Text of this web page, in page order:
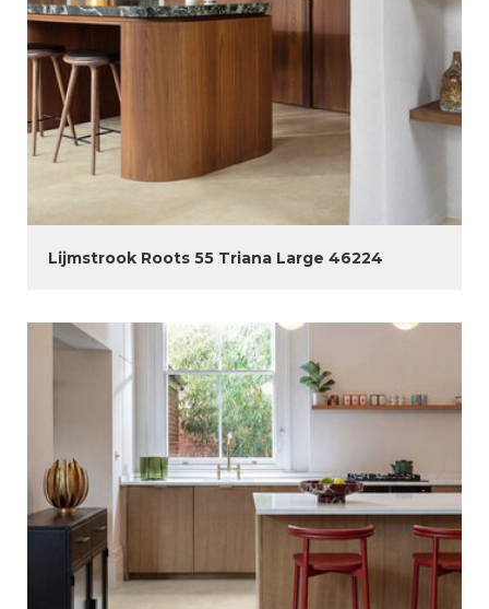
Lijmstrook Roots 55 Triana Large 46224